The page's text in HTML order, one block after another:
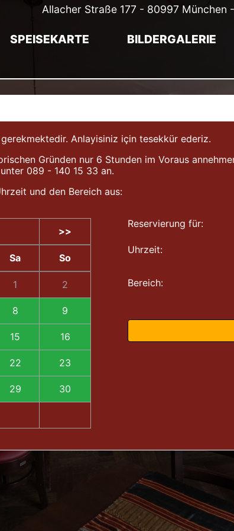
Allacher Straße 177 - 80997 München
SPEISEKARTE BILDERGALERIE
Anlayisiniz için tesekkür ederiz.
Gründen nur 6 Stunden im Voraus
089 - 140 15 33 an.
und den Bereich aus:
>>
Sa So
1 2
8 9
15 16
22 23
29 30
Reservierung für:
Uhrzeit:
Bereich: